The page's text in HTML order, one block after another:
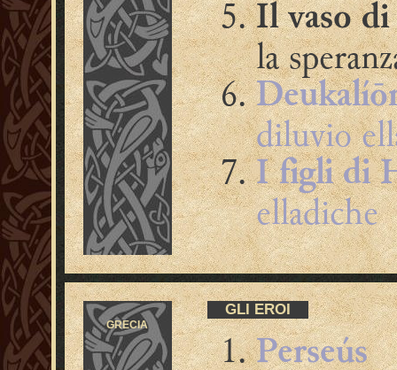
Il vaso di
la
diluvio
I figli di
elladiche
GRECIA
GLI EROI
Perseús